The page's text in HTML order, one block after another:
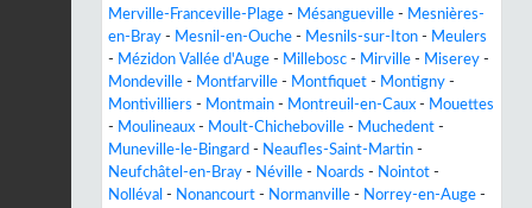
Merville-Franceville-Plage - Mésangueville - Mesnières-
en-Bray - Mesnil-en-Ouche - Mesnils-sur-Iton - Meulers
- Mézidon Vallée d'Auge - Millebosc - Mirville - Miserey -
Mondeville - Montfarville - Montfiquet - Montigny -
Montivilliers - Montmain - Montreuil-en-Caux - Mouettes
- Moulineaux - Moult-Chicheboville - Muchedent -
Muneville-le-Bingard - Neaufles-Saint-Martin -
Neufchâtel-en-Bray - Néville - Noards - Nointot -
Nolléval - Nonancourt - Normanville - Norrey-en-Auge -